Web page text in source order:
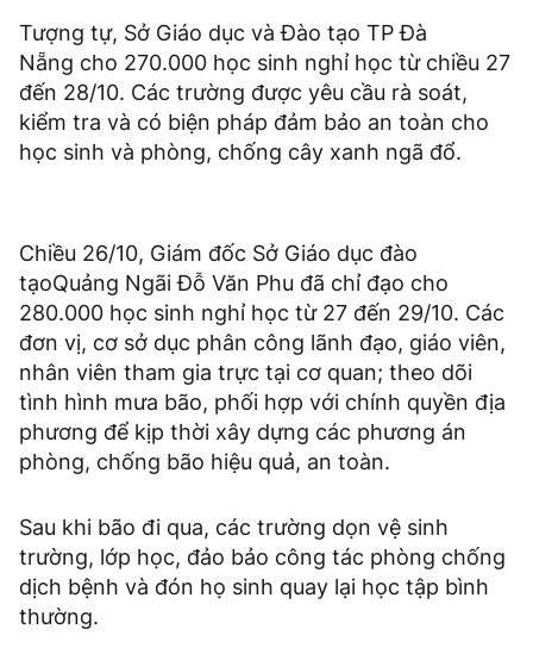
Tượng tự, Sở Giáo dục và Đào tạo TP Đà
Nẵng cho 270.000 học sinh nghỉ học từ chiều 27
đến 28/10. Các trường được yêu cầu rà soát,
kiểm tra và có biện pháp đảm bảo an toàn cho
học sinh và phòng, chống cây xanh ngã đổ.
Chiều 26/10, Giám đốc Sở Giáo dục đào
tạoQuảng Ngãi Đỗ Văn Phu đã chỉ đạo cho
280.000 học sinh nghỉ học từ 27 đến 29/10. Các
đơn vị, cơ sở dục phân công lãnh đạo, giáo viên,
nhân viên tham gia trực tại cơ quan; theo dõi
tình hình mưa bão, phối hợp với chính quyền địa
phương để kịp thời xây dựng các phương án
phòng, chống bão hiệu quả, an toàn.
Sau khi bão đi qua, các trường dọn vệ sinh
trường, lớp học, đảo bảo công tác phòng chống
dịch bệnh và đón họ sinh quay lại học tập bình
thường.